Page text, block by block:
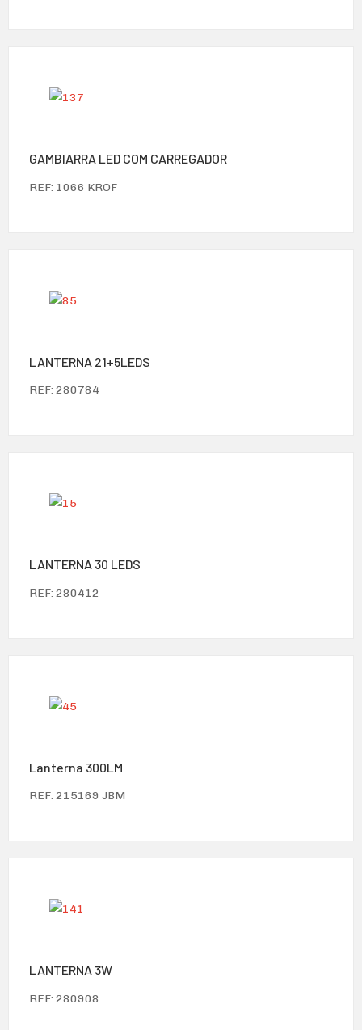
GAMBIARRA LED COM CARREGADOR
REF: 1066 KROF
LANTERNA 21+5LEDS
REF: 280784
LANTERNA 30 LEDS
REF: 280412
Lanterna 300LM
REF: 215169 JBM
LANTERNA 3W
REF: 280908